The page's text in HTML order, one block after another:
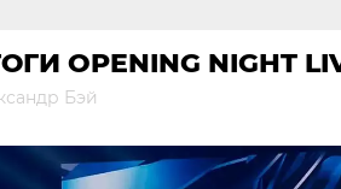
OPENING NIGHT
Бэй